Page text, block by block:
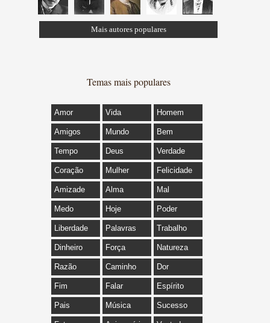
Mais autores populares
Temas mais populares
Amor Vida Homem
Amigos Mundo Bem
Tempo Deus Verdade
Coração Mulher Felicidade
Amizade Alma Mal
Medo Hoje Poder
Liberdade Palavras Trabalho
Dinheiro Força Natureza
Razão Caminho Dor
Fim Falar Espírito
Pais Música Sucesso